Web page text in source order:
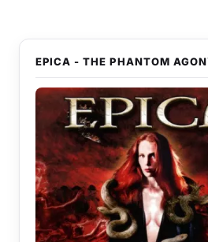
EPICA - THE PHANTOM